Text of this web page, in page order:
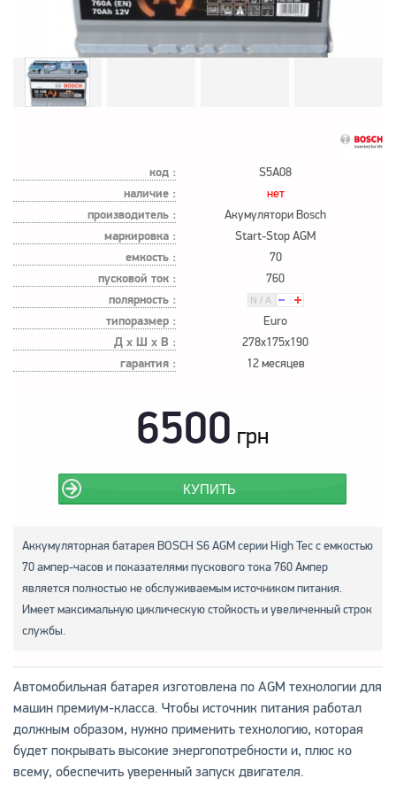
код : S5A08
наличие : нет
производитель : Акумулятори Bosch
маркировка : Start-Stop AGM
емкость : 70
пусковой ток : 760
полярность :
типоразмер :
Euro
Д х Ш х В : 278x175x190
гарантия : 12 месяцев
6500 грн
КУПИТЬ
Аккумуляторная батарея BOSCH S6 AGM серии High Tec с емкостью
70 ампер-часов и показателями пускового тока 760 Ампер
является полностью не обслуживаемым источником питания.
Имеет максимальную циклическую стойкость и увеличенный строк
службы.
Автомобильная батарея изготовлена по AGM технологии для
машин премиум-класса. Чтобы источник питания работал
должным образом, нужно применить технологию, которая
будет покрывать высокие энергопотребности и, плюс ко
всему, обеспечить уверенный запуск двигателя.